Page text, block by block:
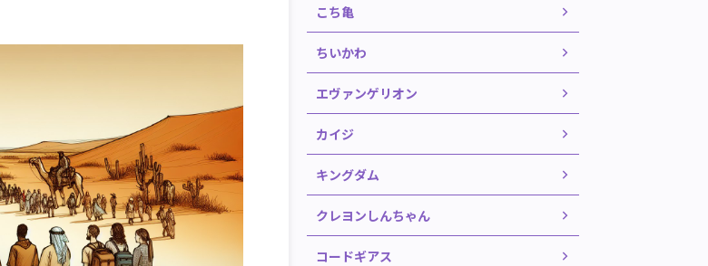
こち亀
ちいかわ
エヴァンゲリオン
カイジ
キングダム
クレヨンしんちゃん
コードギアス